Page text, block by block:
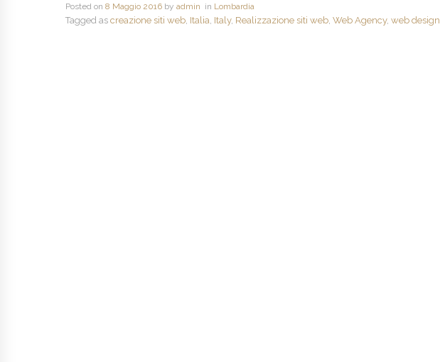
Posted on 8 Maggio 2016 by admin in Lombardia
Tagged as creazione siti web Italia Italy, Realizzazione siti web Web Agency, web design